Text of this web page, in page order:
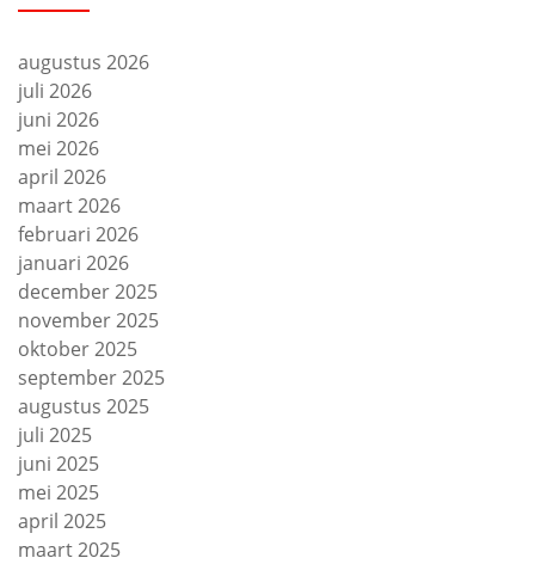
augustus 2026
juli 2026
juni 2026
mei 2026
april 2026
maart 2026
februari 2026
januari 2026
december 2025
november 2025
oktober 2025
september 2025
augustus 2025
juli 2025
juni 2025
mei 2025
april 2025
maart 2025